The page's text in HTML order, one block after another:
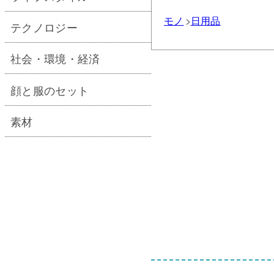
モノ 日用品
テクノロジー
社会・環境・経済
顔と服のセット
素材